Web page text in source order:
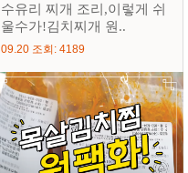
수유리 찌개 조리,이렇게 쉬
울수가!김치찌개 원..
09.20 조회: 4189